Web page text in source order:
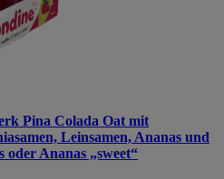
Pina Colada Oat mit
Leinsamen, Ananas und
oder Ananas „sweet“